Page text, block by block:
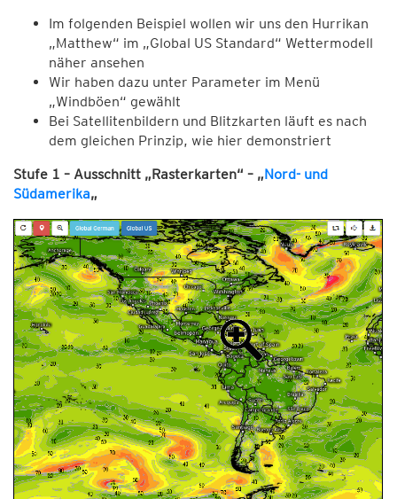
Im folgenden Beispiel wollen wir uns den Hurrikan
„Matthew“ im „Global US Standard“ Wettermodell
näher ansehen
Wir haben dazu unter Parameter im Menü
„Windböen“ gewählt
Bei Satellitenbildern und Blitzkarten läuft es nach
dem gleichen Prinzip, wie hier demonstriert
Stufe 1 – Ausschnitt „Rasterkarten“ – „Nord- und
Südamerika„